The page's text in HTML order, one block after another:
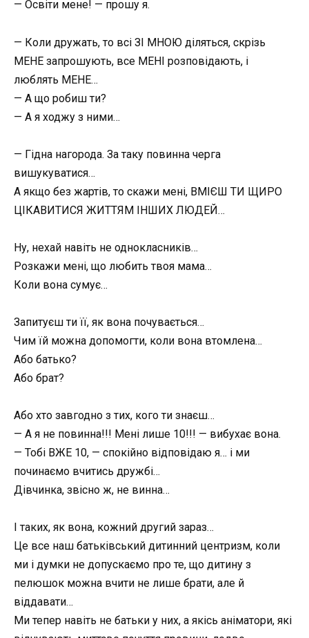
— Освіти мене! — прошу я.
— Коли дружать, то всі ЗІ МНОЮ діляться, скрізь
МЕНЕ запрошують, все МЕНІ розповідають, і
люблять МЕНЕ…
— А що робиш ти?
— А я ходжу з ними…
— Гідна нагорода. За таку повинна черга
вишукуватися…
А якщо без жартів, то скажи мені, ВМІЄШ ТИ ЩИРО
ЦІКАВИТИСЯ ЖИТТЯМ ІНШИХ ЛЮДЕЙ…
Ну, нехай навіть не однокласників…
Розкажи мені, що любить твоя мама…
Коли вона сумує…
Запитуєш ти її, як вона почувається…
Чим їй можна допомогти, коли вона втомлена…
Або батько?
Або брат?
Або хто завгодно з тих, кого ти знаєш…
— А я не повинна!!! Мені лише 10!!! — вибухає вона.
— Тобі ВЖЕ 10, — спокійно відповідаю я… і ми
починаємо вчитись дружбі…
Дівчинка, звісно ж, не винна…
І таких, як вона, кожний другий зараз…
Це все наш батьківський дитинний центризм, коли
ми і думки не допускаємо про те, що дитину з
пелюшок можна вчити не лише брати, але й
віддавати…
Ми тепер навіть не батьки у них, а якісь аніматори, які